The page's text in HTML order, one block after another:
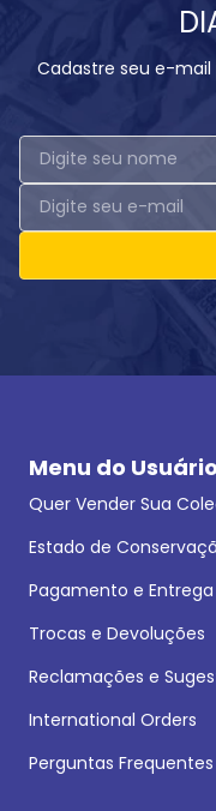
Cadastre seu e-
Menu do Usuário
Quer Vender Sua
Estado de
Pagamento e Entrega
Trocas e Devoluções
Reclamações e
International Orders
Perguntas Frequentes